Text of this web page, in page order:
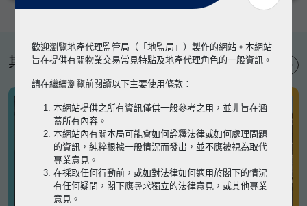
其他專題
歡迎瀏覽地產代理監管局（「地監局」）製作的網站。本網站
旨在提供有關物業交易常見特點及地產代理角色的一般資訊。
請在繼續瀏覽前閱讀以下主要使用條款：
本網站提供之所有資訊僅供一般參考之用，並非旨在涵
蓋所有內容。
本網站內有關本局可能會如何詮釋法律或如何處理問題
的資訊，純粹根據一般情況而發出，並不應被視為取代
專業意見。
在採取任何行動前，或如對法律如何適用於閣下的情況
有任何疑問，閣下應尋求獨立的法律意見，或其他專業
意見。